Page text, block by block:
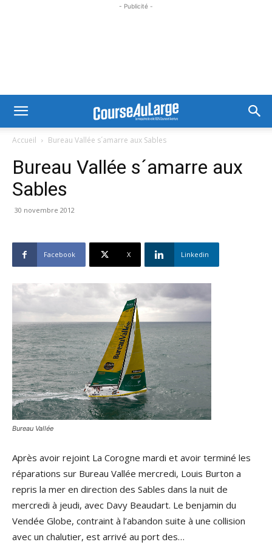
- Publicité -
Accueil Bureau Vallée s´amarre aux Sables
Bureau Vallée s´amarre aux
Sables
30 novembre 2012
Facebook X Linkedin
Bureau Vallée
Après avoir rejoint La Corogne mardi et avoir terminé les
réparations sur Bureau Vallée mercredi, Louis Burton a
repris la mer en direction des Sables dans la nuit de
mercredi à jeudi, avec Davy Beaudart. Le benjamin du
Vendée Globe, contraint à l’abandon suite à une collision
avec un chalutier, est arrivé au port des…